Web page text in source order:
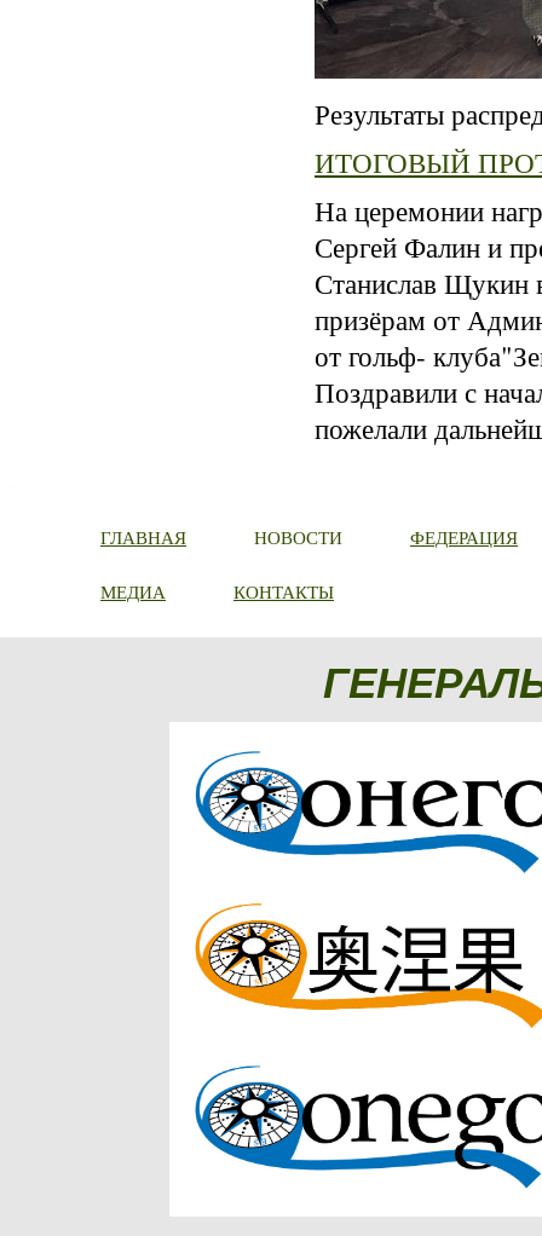
Результаты
ИТОГОВЫЙ
На церемонии
Сергей Фалин и
Станислав Щукин
призёрам от
от гольф-
Поздравили с
пожелали
ГЛАВНАЯ НОВОСТИ ФЕДЕРАЦИЯ
МЕДИА КОНТАКТЫ